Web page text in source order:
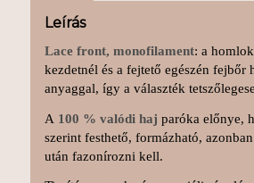
Leírás
Lace front, monofilament: a
kezdetnél és a fejtető egészén fejbőr
anyaggal, így a választék
A 100 % valódi haj paróka előnye,
szerint festhető, formázható,
után fazonírozni kell.